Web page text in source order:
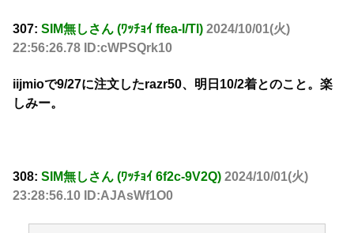
307: SIM無しさん (ﾜｯﾁｮｲ ffea-l/Tl) 2024/10/01(火)
22:56:26.78 ID:cWPSQrk10
iijmioで9/27に注文したrazr50、明日10/2着とのこと。楽
しみー。
308: SIM無しさん (ﾜｯﾁｮｲ 6f2c-9V2Q) 2024/10/01(火)
23:28:56.10 ID:AJAsWf1O0